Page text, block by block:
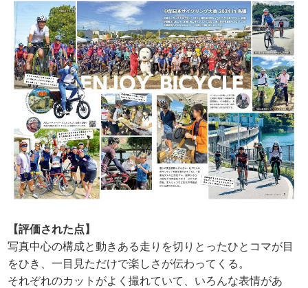
【評価された点】
写真中心の構成と動きある走りを切りとったひとコマが目
をひき、一目見ただけで楽しさが伝わってくる。
それぞれのカットがよく撮れていて、いろんな表情があ